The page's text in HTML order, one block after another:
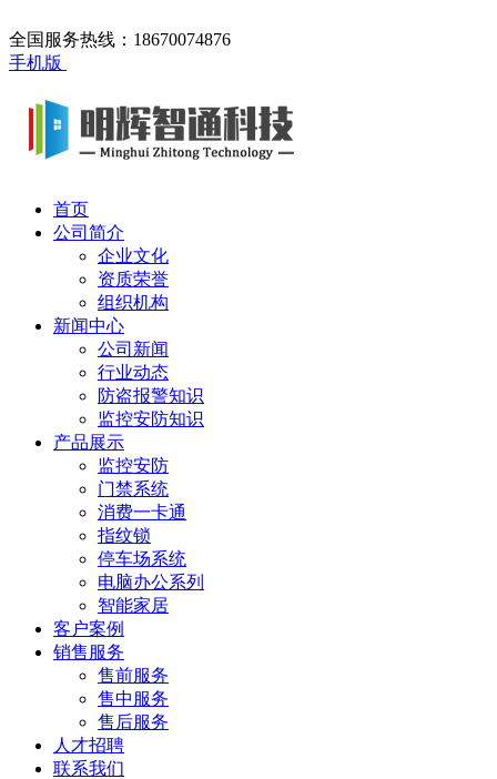
全国服务热线：18670074876
手机版
首页
公司简介
企业文化
资质荣誉
组织机构
新闻中心
公司新闻
行业动态
防盗报警知识
监控安防知识
产品展示
监控安防
门禁系统
消费一卡通
指纹锁
停车场系统
电脑办公系列
智能家居
客户案例
销售服务
售前服务
售中服务
售后服务
人才招聘
联系我们